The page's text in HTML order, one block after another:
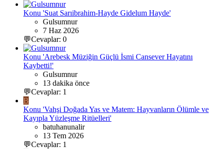
Konu 'Suat Sarıibrahim-Hayde Gidelum Hayde'
Gulsumnur
7 Haz 2026
💬Cevaplar: 0
Konu 'Arebesk Müziğin Güçlü İsmi Cansever Hayatını
Kaybetti!'
Gulsumnur
13 dakika önce
💬Cevaplar: 1
B
Konu 'Vahşi Doğada Yas ve Matem: Hayvanların Ölümle ve
Kayıpla Yüzleşme Ritüelleri'
batuhanunalir
13 Tem 2026
💬Cevaplar: 1